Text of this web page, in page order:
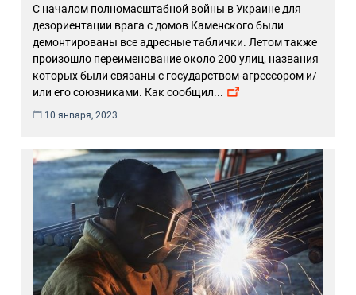
С началом полномасштабной войны в Украине для
дезориентации врага с домов Каменского были
демонтированы все адресные таблички. Летом также
произошло переименование около 200 улиц, названия
которых были связаны с государством-агрессором и/
или его союзниками. Как сообщил...
10 января, 2023